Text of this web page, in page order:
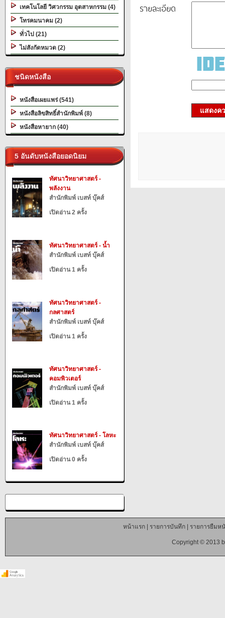
เทคโนโลยี วิศวกรรม อุตสาหกรรม (4)
โทรคมนาคม (2)
ทั่วไป (21)
ไม่สังกัดหมวด (2)
ชนิดหนังสือ
หนังสือเผยแพร่ (541)
หนังสือลิขสิทธิ์สำนักพิมพ์ (8)
หนังสือหายาก (40)
5 อันดับหนังสือยอดนิยม
ทัศนาวิทยาศาสตร์ -
พลังงาน
สำนักพิมพ์ เบสท์ บุ๊คส์
เปิดอ่าน 2 ครั้ง
ทัศนาวิทยาศาสตร์ - น้ำ
สำนักพิมพ์ เบสท์ บุ๊คส์
เปิดอ่าน 1 ครั้ง
ทัศนาวิทยาศาสตร์ -
กลศาสตร์
สำนักพิมพ์ เบสท์ บุ๊คส์
เปิดอ่าน 1 ครั้ง
ทัศนาวิทยาศาสตร์ -
คอมพิวเตอร์
สำนักพิมพ์ เบสท์ บุ๊คส์
เปิดอ่าน 1 ครั้ง
ทัศนาวิทยาศาสตร์ - โลหะ
สำนักพิมพ์ เบสท์ บุ๊คส์
เปิดอ่าน 0 ครั้ง
รายละเอียด
แสดงค
หน้าแรก| รายการบันทึก| รายการยืมห
Copyright © 2013